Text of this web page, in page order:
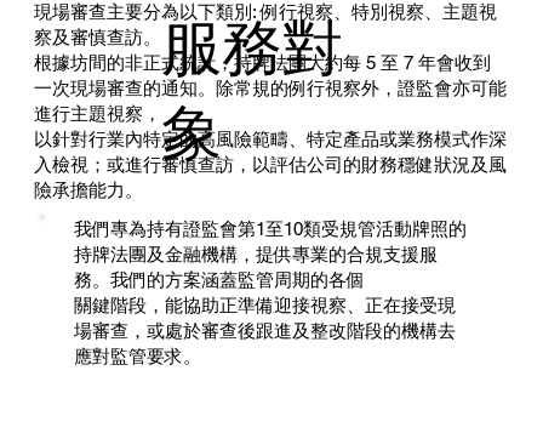
現場審查主要分為以下類別: 例行視察、特別視察、主題視
察及審慎查訪。
根據坊間的非正式統計，持牌法團大約每 5 至 7 年會收到
一次現場審查的通知。除常規的例行視察外，證監會亦可能
進行主題視察，
以針對行業內特定的高風險範疇、特定產品或業務模式作深
入檢視；或進行審慎查訪，以評估公司的財務穩健狀況及風
險承擔能力。
服務對
象
我們專為持有證監會第1至10類受規管活動牌照的
持牌法團及金融機構，提供專業的合規支援服
務。我們的方案涵蓋監管周期的各個
關鍵階段，能協助正準備迎接視察、正在接受現
場審查，或處於審查後跟進及整改階段的機構去
應對監管要求。